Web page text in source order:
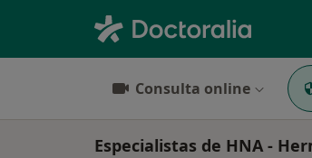
Consulta online
Especialistas de HNA -